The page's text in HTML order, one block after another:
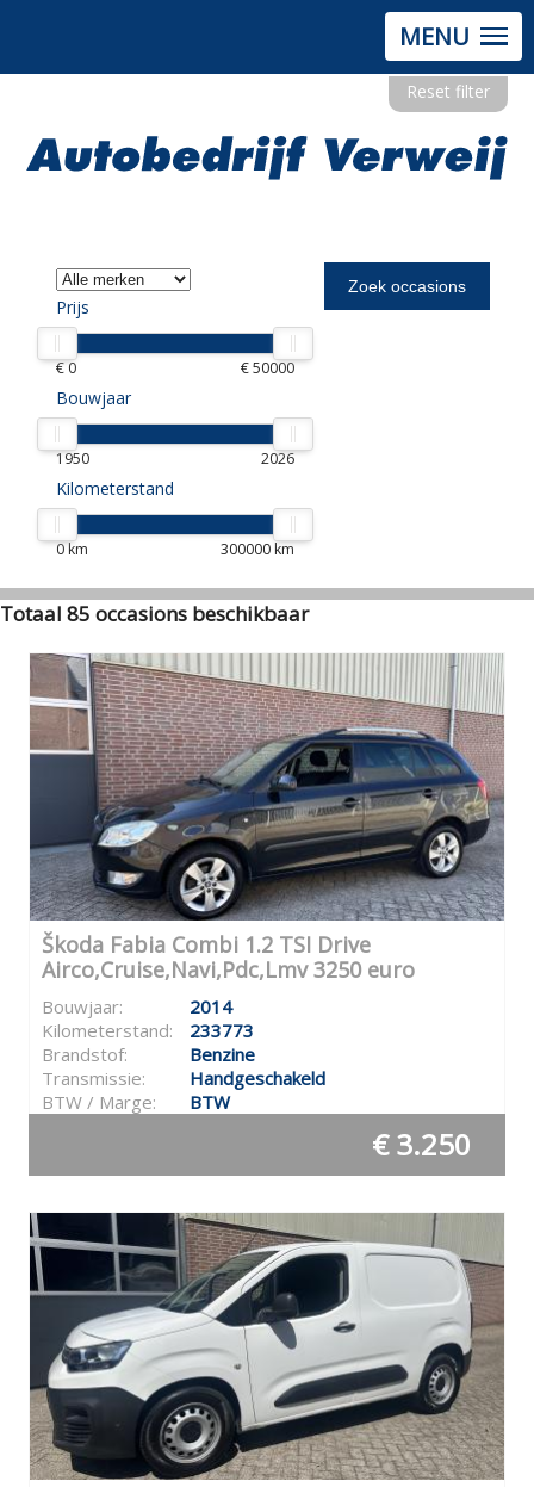
MENU
Prijs
€ 0 € 50000
Bouwjaar
1950 2026
Kilometerstand
0 km 300000 km
Reset filter
Totaal 85 occasions beschikbaar
Škoda Fabia Combi 1.2 TSI Drive
Airco,Cruise,Navi,Pdc,Lmv 3250 euro
Bouwjaar:
2014
Kilometerstand:
233773
Brandstof:
Benzine
Transmissie:
Handgeschakeld
BTW / Marge:
BTW
€ 3.250